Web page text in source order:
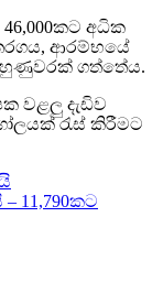
අධික
ආරම්භයේ
ගත්තේය.
වළලු දැඩිව
රැස් කිරීමට
11,790කට